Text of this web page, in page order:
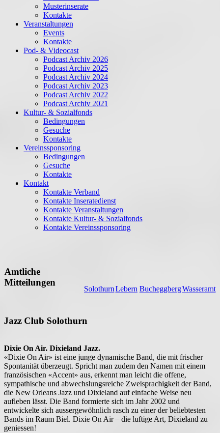
Musterinserate
Kontakte
Veranstaltungen
Events
Kontakte
Pod- & Videocast
Podcast Archiv 2026
Podcast Archiv 2025
Podcast Archiv 2024
Podcast Archiv 2023
Podcast Archiv 2022
Podcast Archiv 2021
Kultur- & Sozialfonds
Bedingungen
Gesuche
Kontakte
Vereinssponsoring
Bedingungen
Gesuche
Kontakte
Kontakt
Kontakte Verband
Kontakte Inseratedienst
Kontakte Veranstaltungen
Kontakte Kultur- & Sozialfonds
Kontakte Vereinssponsoring
Amtliche
Mitteilungen
SolothurnLebern BucheggbergWasseramt
Jazz Club Solothurn
Dixie On Air. Dixieland Jazz.
«Dixie On Air» ist eine junge dynamische Band, die mit frischer
Spontanität überzeugt. Spricht man zudem den Namen mit einem
fran­­zösischen «Accent» aus, erkennt man leicht die offene,
sympathische und abwechslungsreiche Zweisprachigkeit der Band,
die New Orleans Jazz und Dixieland auf einfache Weise neu
aufleben lässt. Die Band formierte sich im Jahr 2002 und
entwickelte sich aussergewöhnlich rasch zu einer der beliebtesten
Bands im Raum Biel. Dixie On Air – die luftige Art, Dixieland zu
geniessen!